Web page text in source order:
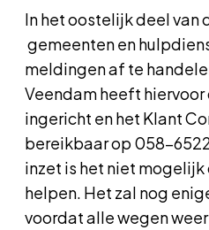
In het oostelijk deel van
gemeenten en
meldingen af te
Veendam heeft
ingericht en het Klant
bereikbaar op 058-
inzet is het niet
helpen. Het zal nog
voordat alle wegen